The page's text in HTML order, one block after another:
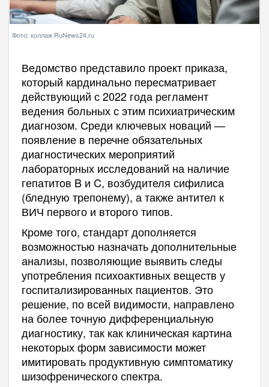
Фото: коллаж RuNews24.ru
Ведомство представило проект приказа,
который кардинально пересматривает
действующий с 2022 года регламент
ведения больных с этим психиатрическим
диагнозом. Среди ключевых новаций —
появление в перечне обязательных
диагностических мероприятий
лабораторных исследований на наличие
гепатитов B и C, возбудителя сифилиса
(бледную трепонему), а также антител к
ВИЧ первого и второго типов.
Кроме того, стандарт дополняется
возможностью назначать дополнительные
анализы, позволяющие выявить следы
употребления психоактивных веществ у
госпитализированных пациентов. Это
решение, по всей видимости, направлено
на более точную дифференциальную
диагностику, так как клиническая картина
некоторых форм зависимости может
имитировать продуктивную симптоматику
шизофренического спектра.